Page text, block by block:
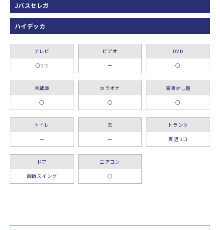
Jバスセレガ
ハイデッカ
テレビ
○2コ
ビデオ
ー
DVD
○
冷蔵庫
○
カラオケ
○
湯沸かし器
○
トイレ
ー
窓
ー
トランク
貫通 3コ
ドア
自動スイング
エアコン
○